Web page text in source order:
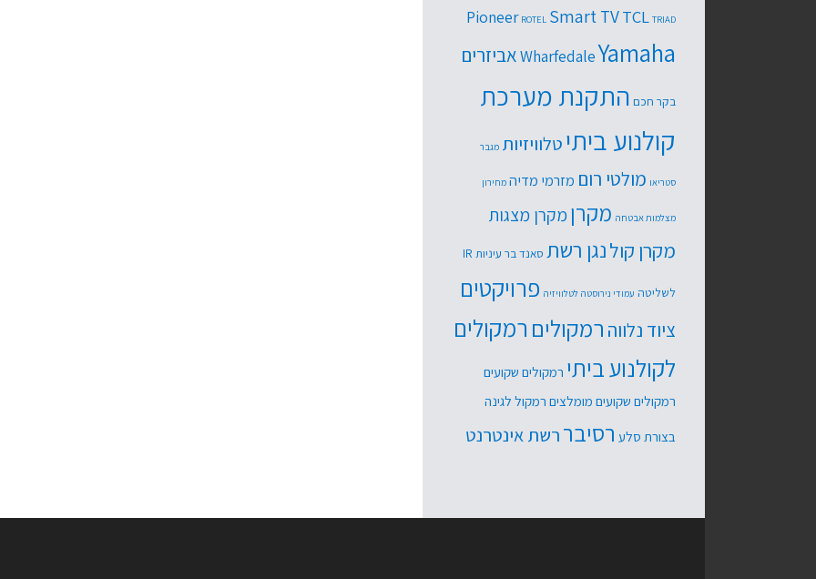
Pioneer ROTEL Smart TVTCL TRIAD
WharfedaleYamaha אביזרים
בקר חכם התקנת מערכת
קולנוע ביתיטלוויזיות מגבר
סטריאו מולטי רום מזרמי מדיה מחירון
מצלמות אבטחה מקרןמקרן מצגות
מקרן קולנגן רשת סאנד בר עיניות IR
לשליטה עמודי נירוסטה לטלוויזיה פרויקטים
ציוד נלווה רמקולים רמקולים
לקולנוע ביתי רמקולים שקועים
רמקולים שקועים מומלצים רמקול לגינה
בצורת סלע רסיבררשת אינטרנט